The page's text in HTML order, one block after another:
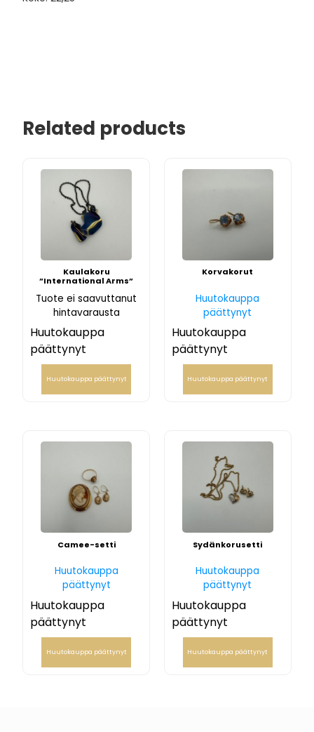
Related products
Kaulakoru
”International Arms”
Tuote ei saavuttanut
hintavarausta
Huutokauppa
päättynyt
Huutokauppa päättynyt
Korvakorut
Huutokauppa
päättynyt
Huutokauppa
päättynyt
Huutokauppa päättynyt
Camee-setti
Huutokauppa
päättynyt
Huutokauppa
päättynyt
Huutokauppa päättynyt
Sydänkorusetti
Huutokauppa
päättynyt
Huutokauppa
päättynyt
Huutokauppa päättynyt